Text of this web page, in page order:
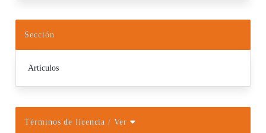
Sección
Artículos
Términos de licencia/ Ver